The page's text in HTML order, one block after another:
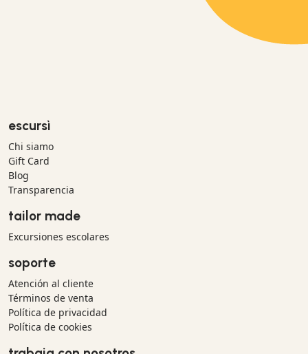
escursì
Chi siamo
Gift Card
Blog
Transparencia
tailor made
Excursiones escolares
soporte
Atención al cliente
Términos de venta
Política de privacidad
Política de cookies